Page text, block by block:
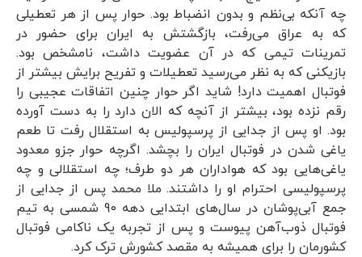
چه آنکه بی‌نظم و بدون انضباط بود. حوار پس از هر تعطیلی
که به عراق می‌رفت، بازگشتش به ایران برای حضور در
تمرینات تیمی که در آن عضویت داشت، نامشخص بود.
بازیکنی که به نظر می‌رسید تعطیلات و تفریح برایش بیشتر از
فوتبال اهمیت دارد! شاید اگر حوار چنین اتفاقات عجیبی را
رقم نزده بود، بیشتر از آنچه که الان دارد را به دست آورده
بود. او پس از جدایی از پرسپولیس به استقلال رفت تا طعم
یاغی شدن در فوتبال ایران را بچشد. اگرچه حوار جزو معدود
یاغی‌هایی بود که هواداران هر دو طرف؛ چه استقلالی و چه
پرسپولیسی احترام او را داشتند. ملا محمد پس از جدایی از
جمع آبی‌پوشان در سال‌های ابتدایی دهه 90 شمسی به تیم
فوتبال ذوب‌آهن پیوست و پس از تجربه یک ناکامی فوتبال
کشورمان را برای همیشه به مقصد کشورش ترک کرد.